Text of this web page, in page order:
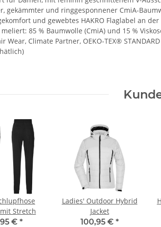
gekämmter und ringgesponnener CmiA-
und gewebtes HAKRO Flaglabel an
meliert: 85 % Baumwolle (CmiA) und 15 %
Wear, Climate Partner, OEKO-TEX®
Stretch
€ *
Ladies' Outdoor Hybrid
Jacket
100,95 € *